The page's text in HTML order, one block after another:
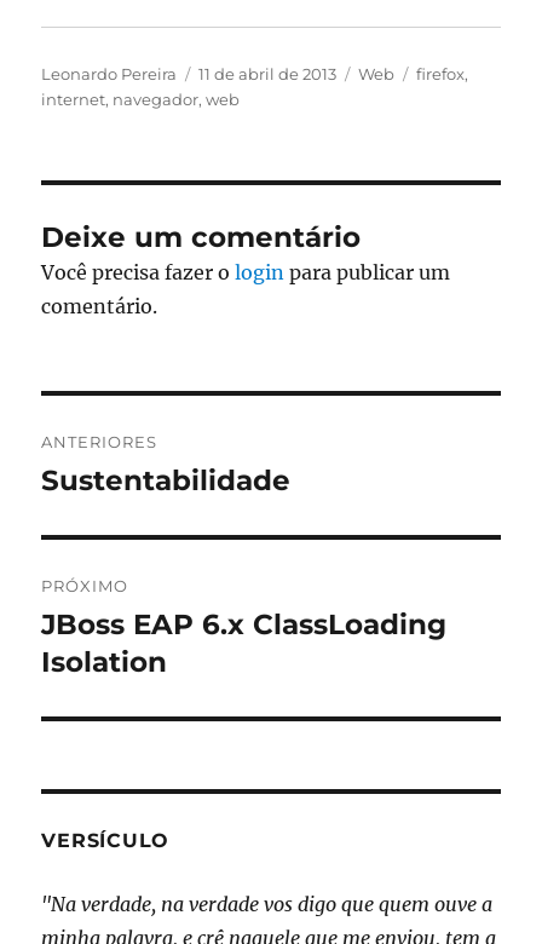
Autor
Leonardo Pereira
Publicado
em
11 de abril de 2013 Categorias
Web Tags
firefox,
internet, navegador,web
Deixe um comentário
Você precisa fazer ologin para publicar um
comentário.
de
ANTERIORES
Post
Sustentabilidade
PRÓXIMO
Próximo
post:
JBoss EAP 6.x ClassLoading
Isolation
VERSÍCULO
"Na verdade, na verdade vos digo que quem ouve a
minha palavra, e crê naquele que me enviou, tem a